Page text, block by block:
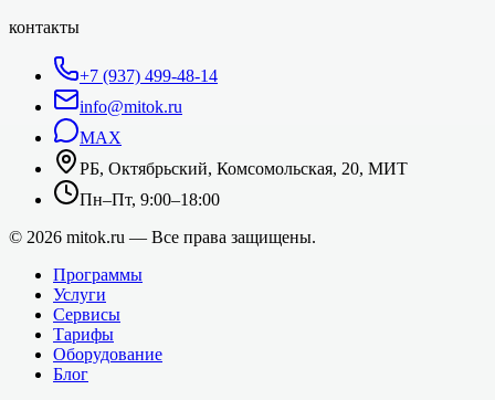
контакты
+7 (937) 499-48-14
info@mitok.ru
MAX
РБ, Октябрьский, Комсомольская, 20, МИТ
Пн–Пт, 9:00–18:00
© 2026 mitok.ru — Все права защищены.
Программы
Услуги
Сервисы
Тарифы
Оборудование
Блог